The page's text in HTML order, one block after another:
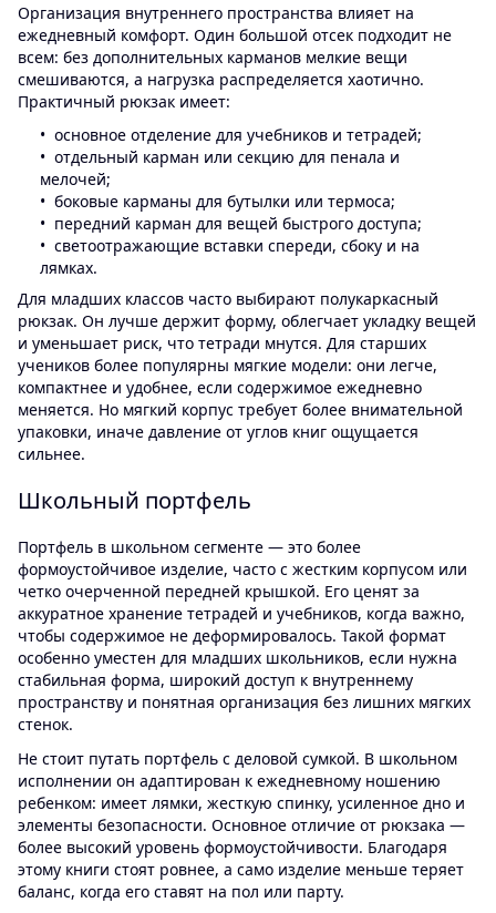
Организация внутреннего пространства влияет на
ежедневный комфорт. Один большой отсек подходит не
всем: без дополнительных карманов мелкие вещи
смешиваются, а нагрузка распределяется хаотично.
Практичный рюкзак имеет:
основное отделение для учебников и тетрадей;
отдельный карман или секцию для пенала и
мелочей;
боковые карманы для бутылки или термоса;
передний карман для вещей быстрого доступа;
светоотражающие вставки спереди, сбоку и на
лямках.
Для младших классов часто выбирают полукаркасный
рюкзак. Он лучше держит форму, облегчает укладку вещей
и уменьшает риск, что тетради мнутся. Для старших
учеников более популярны мягкие модели: они легче,
компактнее и удобнее, если содержимое ежедневно
меняется. Но мягкий корпус требует более внимательной
упаковки, иначе давление от углов книг ощущается
сильнее.
Школьный портфель
Портфель в школьном сегменте — это более
формоустойчивое изделие, часто с жестким корпусом или
четко очерченной передней крышкой. Его ценят за
аккуратное хранение тетрадей и учебников, когда важно,
чтобы содержимое не деформировалось. Такой формат
особенно уместен для младших школьников, если нужна
стабильная форма, широкий доступ к внутреннему
пространству и понятная организация без лишних мягких
стенок.
Не стоит путать портфель с деловой сумкой. В школьном
исполнении он адаптирован к ежедневному ношению
ребенком: имеет лямки, жесткую спинку, усиленное дно и
элементы безопасности. Основное отличие от рюкзака —
более высокий уровень формоустойчивости. Благодаря
этому книги стоят ровнее, а само изделие меньше теряет
баланс, когда его ставят на пол или парту.